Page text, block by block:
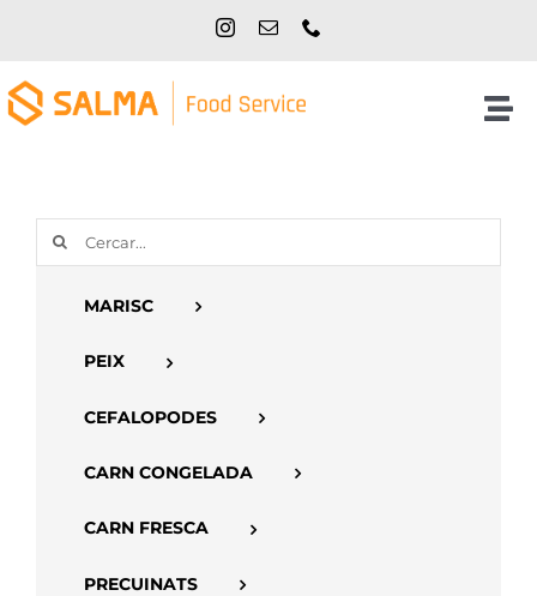
content
CATÀLEGS
Cerca
…
MARISC
PEIX
CEFALOPODES
CARN CONGELADA
CARN FRESCA
PRECUINATS